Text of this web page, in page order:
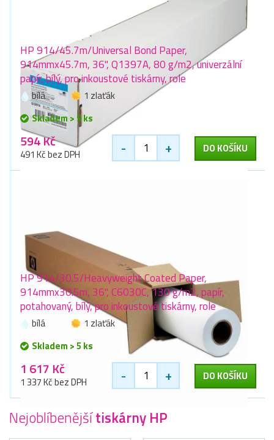
HP 914/45.7m/Universal Bond Paper,
914mmx45.7m, 36", Q1397A, 80 g/m2, univerzální
papír, bílý, pro inkoustové tiskárny, role
bílá
1 zlaťák
Skladem > 9 ks
594 Kč
491 Kč bez DPH - + DO KOŠÍKU
HP 914/30.5/Heavyweight Coated Paper,
914mmx30.5m, 36", C6030C, 130 g/m2, papír,
potahovaný, bílý, pro inkoustové tiskárny, role
bílá
1 zlaťák
Skladem > 5 ks
1 617 Kč
1 337 Kč bez DPH - + DO KOŠÍKU
Nejoblíbenějšítiskárny HP